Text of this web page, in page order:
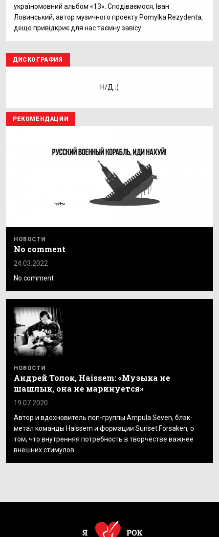
україномовний альбом «13». Сподіваємося, Іван
Ловинський, автор музичного проекту Pomylka Rezydenta,
дещо привідкриє для нас таємну завісу
ДИСКОГРАФИЯ
Н/Д :(
РЕКОМЕНДАЦИИ
НОВОСТИ
No comment
24.03.2022
No comment
НОВОСТИ
Андрей Толок, Haissem: «Музыка не
шашлык, она не маринуется»
19.07.2020
Автор и вдохновитель поп-группы Ampula Seven, блэк-
метал команды Haissem и формации Sunset Forsaken, о
том, что внутренняя потребность в творчестве важнее
внешних стимулов